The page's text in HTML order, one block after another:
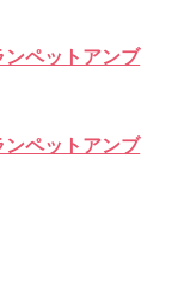
ペットアンブ
ペットアンブ